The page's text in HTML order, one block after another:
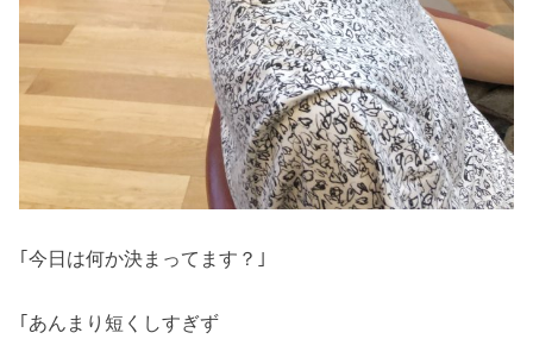
｢今日は何か決まってます？｣
｢あんまり短くしすぎず